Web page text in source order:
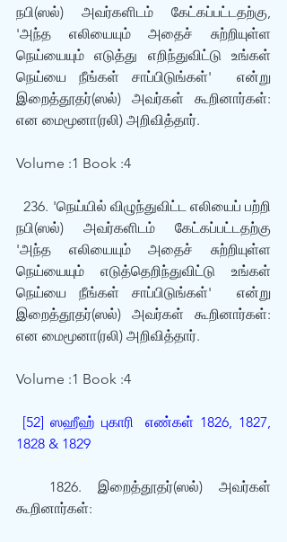
நபி(ஸல்) அவர்களிடம் கேட்கப்பட்டதற்கு,
'அந்த எலியையும் அதைச் சுற்றியுள்ள
நெய்யையும் எடுத்து எறிந்துவிட்டு உங்கள்
நெய்யை நீங்கள் சாப்பிடுங்கள்'  என்று
இறைத்தூதர்(ஸல்) அவர்கள் கூறினார்கள்:
என மைமூனா(ரலி) அறிவித்தார்.
Volume :1 Book :4
  236. 'நெய்யில் விழுந்துவிட்ட எலியைப் பற்றி
நபி(ஸல்) அவர்களிடம் கேட்கப்பட்டதற்கு
'அந்த எலியையும் அதைச் சுற்றியுள்ள
நெய்யையும் எடுத்தெறிந்துவிட்டு உங்கள்
நெய்யை நீங்கள் சாப்பிடுங்கள்'  என்று
இறைத்தூதர்(ஸல்) அவர்கள் கூறினார்கள்:
என மைமூனா(ரலி) அறிவித்தார்.
Volume :1 Book :4
[52] ஸஹீஹ் புகாரி  எண்கள் 1826, 1827,
1828 & 1829
கூறினார்கள்: